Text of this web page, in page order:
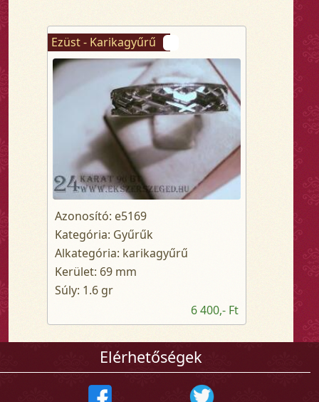
Ezüst - Karikagyűrű
Azonosító: e5169
Kategória: Gyűrűk
Alkategória: karikagyűrű
Kerület: 69 mm
Súly: 1.6 gr
6 400,- Ft
Elérhetőségek